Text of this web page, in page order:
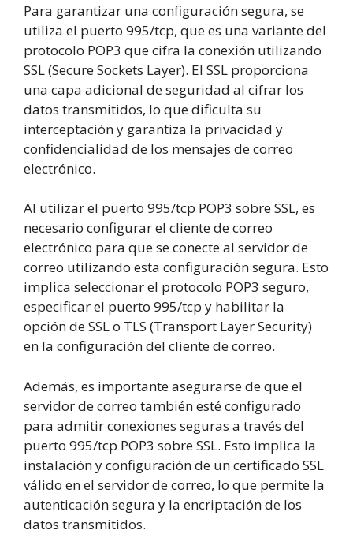
Para garantizar una configuración segura, se
utiliza el puerto 995/tcp, que es una variante del
protocolo POP3 que cifra la conexión utilizando
SSL (Secure Sockets Layer). El SSL proporciona
una capa adicional de seguridad al cifrar los
datos transmitidos, lo que dificulta su
interceptación y garantiza la privacidad y
confidencialidad de los mensajes de correo
electrónico.
Al utilizar el puerto 995/tcp POP3 sobre SSL, es
necesario configurar el cliente de correo
electrónico para que se conecte al servidor de
correo utilizando esta configuración segura. Esto
implica seleccionar el protocolo POP3 seguro,
especificar el puerto 995/tcp y habilitar la
opción de SSL o TLS (Transport Layer Security)
en la configuración del cliente de correo.
Además, es importante asegurarse de que el
servidor de correo también esté configurado
para admitir conexiones seguras a través del
puerto 995/tcp POP3 sobre SSL. Esto implica la
instalación y configuración de un certificado SSL
válido en el servidor de correo, lo que permite la
autenticación segura y la encriptación de los
datos transmitidos.